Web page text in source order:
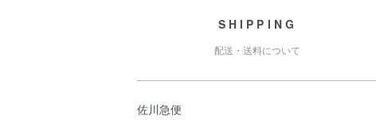
SHIPPING
配送・送料について
佐川急便